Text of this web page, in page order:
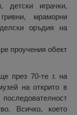
детски играчки,
мраморни
оръдия на
проучения обект
през 70-те г. на
на открито в
Всичко, което